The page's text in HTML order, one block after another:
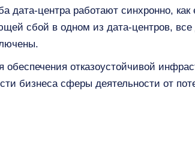
центра работают синхронно, как
сбой в одном из дата-центров, все
отказоустойчивой
бизнеса сферы деятельности от